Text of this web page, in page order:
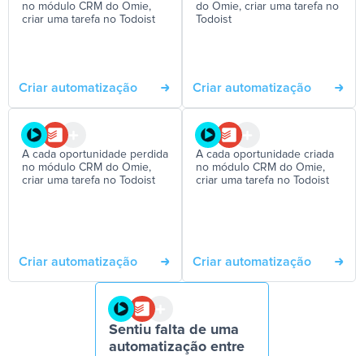
no módulo CRM do Omie,
criar uma tarefa no Todoist
Criar automatização
do Omie, criar uma tarefa no
Todoist
Criar automatização
A cada oportunidade perdida
no módulo CRM do Omie,
criar uma tarefa no Todoist
Criar automatização
A cada oportunidade criada
no módulo CRM do Omie,
criar uma tarefa no Todoist
Criar automatização
Sentiu falta de uma
automatização entre